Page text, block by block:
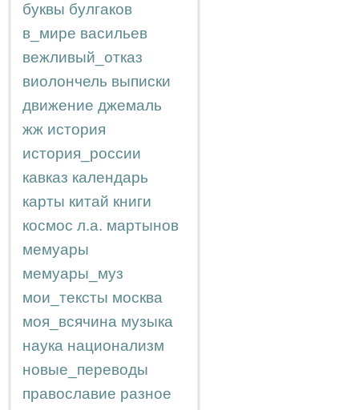
буквы булгаков
в_мире васильев
вежливый_отказ
виолончель выписки
движение джемаль
жж история
история_россии
кавказ календарь
карты китай книги
космос л.а. мартынов
мемуары
мемуары_муз
мои_тексты москва
моя_всячина музыка
наука национализм
новые_переводы
православие разное